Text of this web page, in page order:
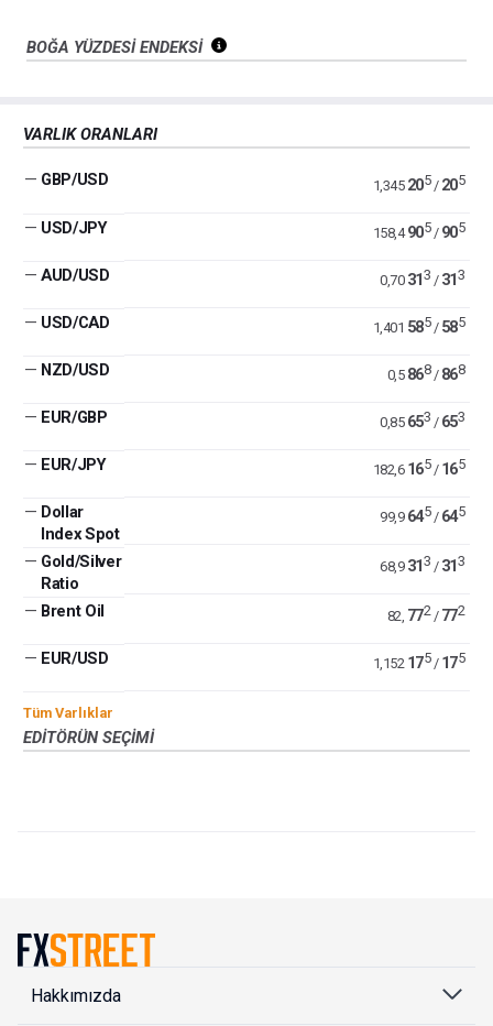
BOĞA YÜZDESİ ENDEKSİ
VARLIK ORANLARI
— GBP/USD 1,345 205/ 205
— USD/JPY 158,4 905/ 905
— AUD/USD 0,70 313 / 313
— USD/CAD 1,401 585/ 585
— NZD/USD 0,5 868/ 868
— EUR/GBP 0,85 653 / 653
— EUR/JPY 182,6 165/ 165
— Dollar
Index Spot
99,9 645/ 645
— Gold/Silver
Ratio
68,9 313 / 313
— Brent Oil 82, 772/ 772
— EUR/USD 1,152 175/ 175
Tüm Varlıklar
EDITÖRÜN SEÇIMI
Hakkımızda